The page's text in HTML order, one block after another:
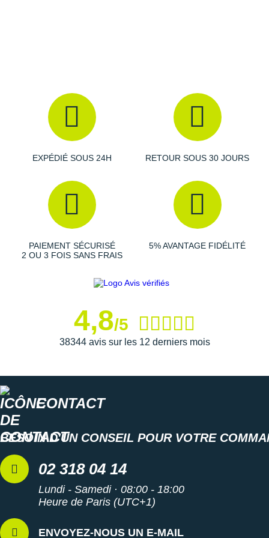
EXPÉDIÉ SOUS 24H RETOUR SOUS 30 JOURS
PAIEMENT SÉCURISÉ
2 OU 3 FOIS SANS FRAIS
5% AVANTAGE FIDÉLITÉ
4,8/5
38344 avis sur les 12 derniers mois
CONTACT
BESOIN D'UN CONSEIL POUR VOTRE
02 318 04 14
Lundi - Samedi · 08:00 - 18:00
Heure de Paris (UTC+1)
ENVOYEZ-NOUS UN E-MAIL
Under Armour
Withings
X-Bionic
+ Voir toutes les marques